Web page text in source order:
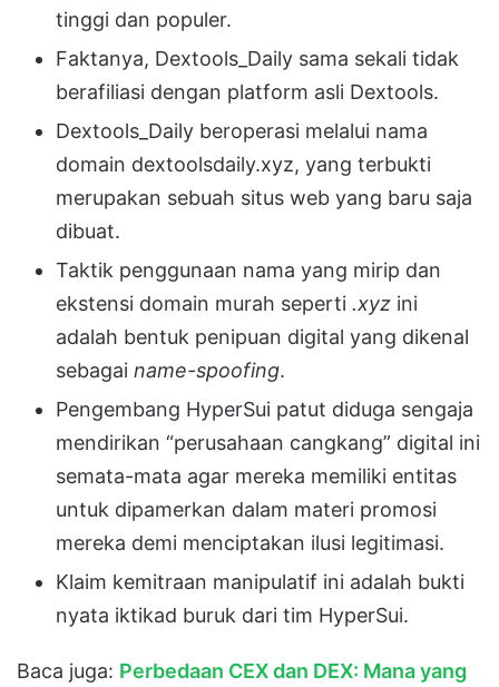
tinggi dan populer.
Faktanya, Dextools_Daily sama sekali tidak
berafiliasi dengan platform asli Dextools.
Dextools_Daily beroperasi melalui nama
domain dextoolsdaily.xyz, yang terbukti
merupakan sebuah situs web yang baru saja
dibuat.
Taktik penggunaan nama yang mirip dan
ekstensi domain murah seperti .xyz ini
adalah bentuk penipuan digital yang dikenal
sebagai name-spoofing.
Pengembang HyperSui patut diduga sengaja
mendirikan “perusahaan cangkang” digital ini
semata-mata agar mereka memiliki entitas
untuk dipamerkan dalam materi promosi
mereka demi menciptakan ilusi legitimasi.
Klaim kemitraan manipulatif ini adalah bukti
nyata iktikad buruk dari tim HyperSui.
Baca juga: Perbedaan CEX dan DEX: Mana yang